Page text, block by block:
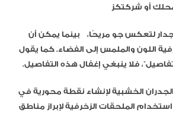
أو شركتكز
لتعكس جو مريحًا، بينما يمكن أن
اللون والملمس إلى الفضاء. كما يقول
فلا ينبغي إغفال هذه التفاصيل.
الخشبية لإنشاء نقطة محورية في
الملحقات الزخرفية لإبراز مناطق